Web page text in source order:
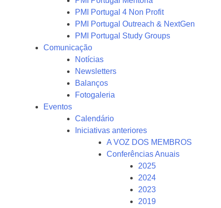
PMI Portugal 4 Non Profit
PMI Portugal Outreach & NextGen
PMI Portugal Study Groups
Comunicação
Notícias
Newsletters
Balanços
Fotogaleria
Eventos
Calendário
Iniciativas anteriores
A VOZ DOS MEMBROS
Conferências Anuais
2025
2024
2023
2019